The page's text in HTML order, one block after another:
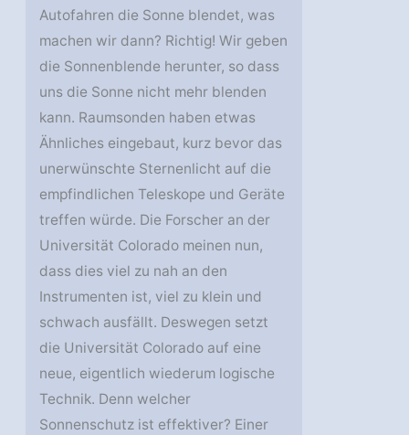
Autofahren die Sonne blendet, was
machen wir dann? Richtig! Wir geben
die Sonnenblende herunter, so dass
uns die Sonne nicht mehr blenden
kann. Raumsonden haben etwas
Ähnliches eingebaut, kurz bevor das
unerwünschte Sternenlicht auf die
empfindlichen Teleskope und Geräte
treffen würde. Die Forscher an der
Universität Colorado meinen nun,
dass dies viel zu nah an den
Instrumenten ist, viel zu klein und
schwach ausfällt. Deswegen setzt
die Universität Colorado auf eine
neue, eigentlich wiederum logische
Technik. Denn welcher
Sonnenschutz ist effektiver? Einer